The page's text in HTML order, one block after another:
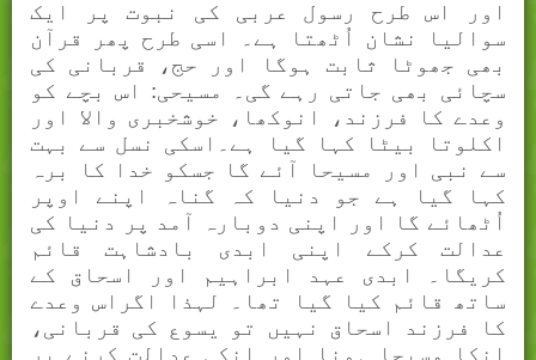
اور اس طرح رسول عربی کی نبوت پر ایک
سوالیا نشان اُٹھتا ہے۔ اسی طرح پھر قرآن
بھی جھوٹا ثابت ہوگا اور حج، قربانی کی
سچائی بھی جاتی رہے گی۔ مسیحی: اس بچے کو
وعدے کا فرزند، انوکھا، خوشخبری والا اور
اکلوتا بیٹا کہا گیا ہے۔اسکی نسل سے بہت
سے نبی اور مسیحا آئے گا جسکو خدا کا برہ
کہا گیا ہے جو دنیا کہ گناہ اپنے اوپر
اُٹھائے گا اور اپنی دوبارہ آمد پر دنیا کی
عدالت کرکے اپنی ابدی بادشاہت قائم
کریگا۔ ابدی عہد ابراہیم اور اسحاق کے
ساتھ قائم کیا گیا تھا۔ لہذا اگراس وعدے
کا فرزند اسحاق نہیں تو یسوع کی قربانی،
انکا مسیحا ہونا اور انکی عدالت کرنے پر